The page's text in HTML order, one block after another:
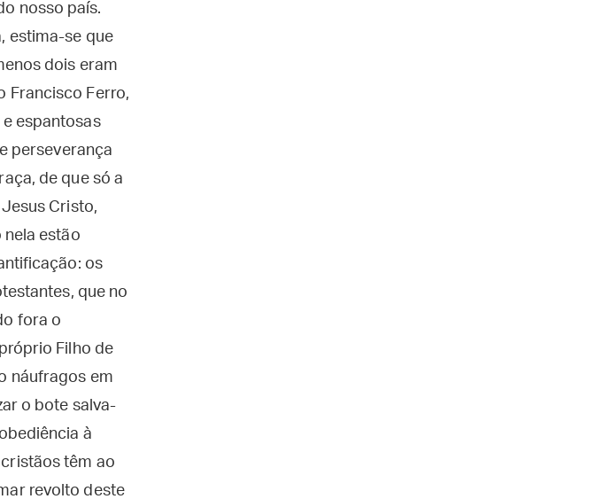
nosso país.
estima-se que
dois eram
Francisco Ferro,
espantosas
perseverança
de que só a
Cristo,
nela estão
os
que no
fora o
Filho de
náufragos em
o bote salva-
à
têm ao
revolto deste